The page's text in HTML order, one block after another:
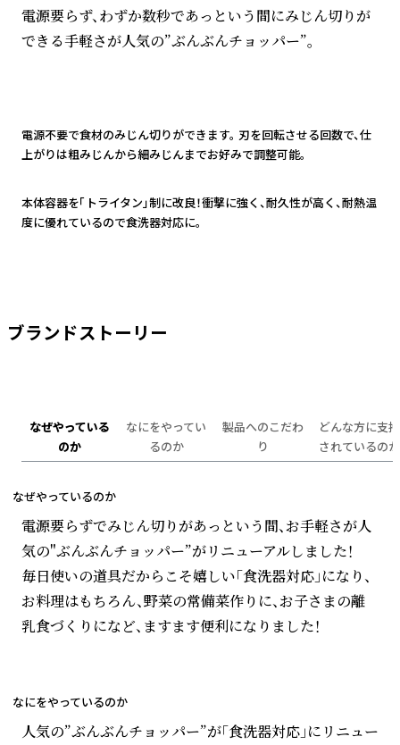
電源要らず、わずか数秒であっという間にみじん切りが
できる手軽さが人気の”ぶんぶんチョッパー”。
電源不要で食材のみじん切りができます。 刃を回転させる回数で、仕
上がりは粗みじんから細みじんまでお好みで調整可能。
本体容器を「トライタン」制に改良！衝撃に強く、耐久性が高く、耐熱温
度に優れているので食洗器対応に。
ブランドストーリー
なぜやっている
のか
なにをやってい
るのか
製品へのこだわ
り
どんな方に支持
されているのか
なぜやっているのか
電源要らずでみじん切りがあっという間、お手軽さが人
気の"ぶんぶんチョッパー”がリニューアルしました！
毎日使いの道具だからこそ嬉しい「食洗器対応」になり、
お料理はもちろん、野菜の常備菜作りに、お子さまの離
乳食づくりになど、ますます便利になりました！
なにをやっているのか
人気の”ぶんぶんチョッパー”が「食洗器対応」にリニュー